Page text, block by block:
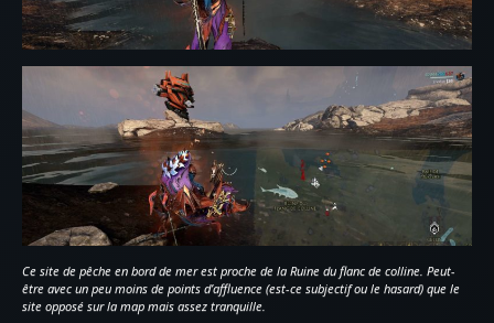
Ce site de pêche en bord de mer est proche de la Ruine du flanc de colline. Peut-
être avec un peu moins de points d’affluence (est-ce subjectif ou le hasard) que le
site opposé sur la map mais assez tranquille.